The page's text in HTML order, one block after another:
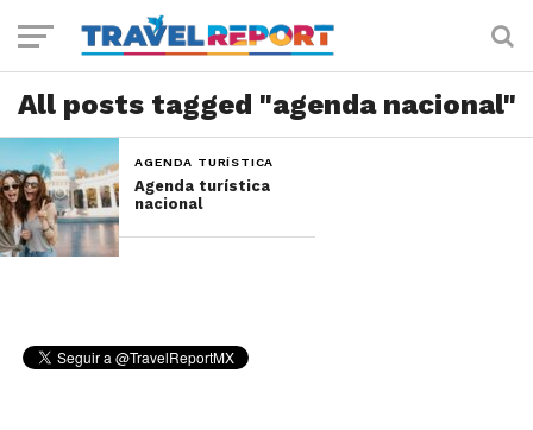
All posts tagged "agenda nacional"
AGENDA TURÍSTICA
Agenda turística
nacional